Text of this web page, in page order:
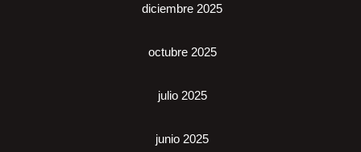
diciembre 2025
octubre 2025
julio 2025
junio 2025